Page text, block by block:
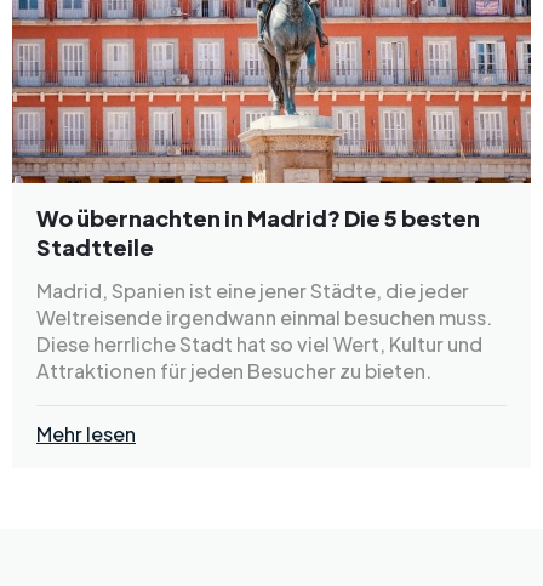
Wo übernachten in Madrid? Die 5 besten
Stadtteile
Madrid, Spanien ist eine jener Städte, die jeder
Weltreisende irgendwann einmal besuchen muss.
Diese herrliche Stadt hat so viel Wert, Kultur und
Attraktionen für jeden Besucher zu bieten.
Mehr lesen